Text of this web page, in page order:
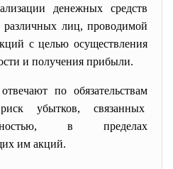
денежных средств
различных лиц, проводимой
с целью осуществления
и получения прибыли.
по обязательствам
убытков, связанных
в пределах
им акций.